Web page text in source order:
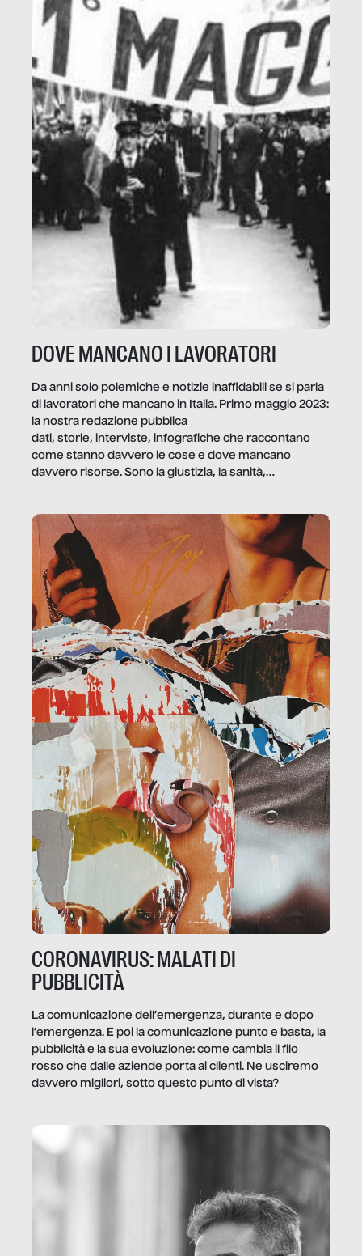
DOVE MANCANO I LAVORATORI
Da anni solo polemiche e notizie inaffidabili se si parla
di lavoratori che mancano in Italia. Primo maggio 2023:
la nostra redazione pubblica
dati, storie, interviste, infografiche che raccontano
come stanno davvero le cose e dove mancano
davvero risorse. Sono la giustizia, la sanità,
CORONAVIRUS: MALATI DI
PUBBLICITÀ
La comunicazione dell’emergenza, durante e dopo
l’emergenza. E poi la comunicazione punto e basta, la
pubblicità e la sua evoluzione: come cambia il filo
rosso che dalle aziende porta ai clienti. Ne usciremo
davvero migliori, sotto questo punto di vista?